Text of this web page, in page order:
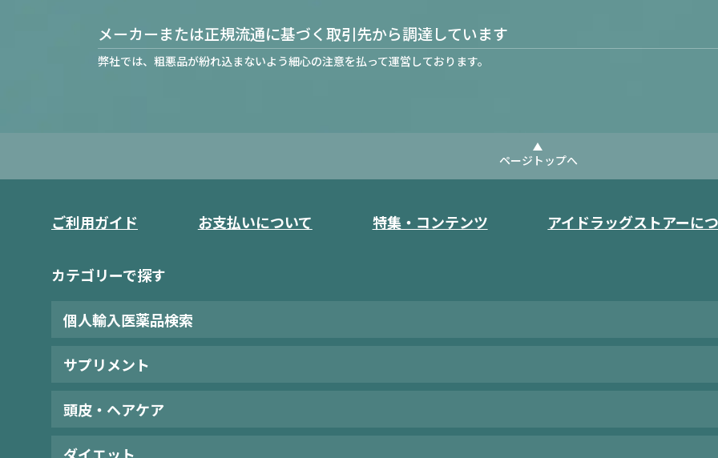
メーカーまたは正規流通に基づく取引先から調達しています
弊社では、粗悪品が紛れ込まないよう細心の注意を払って運営しております。
ページトップへ
ご利用ガイド お支払いについて 特集・コンテンツ アイドラッグストアーに
カテゴリーで探す
個人輸入医薬品検索
サプリメント
頭皮・ヘアケア